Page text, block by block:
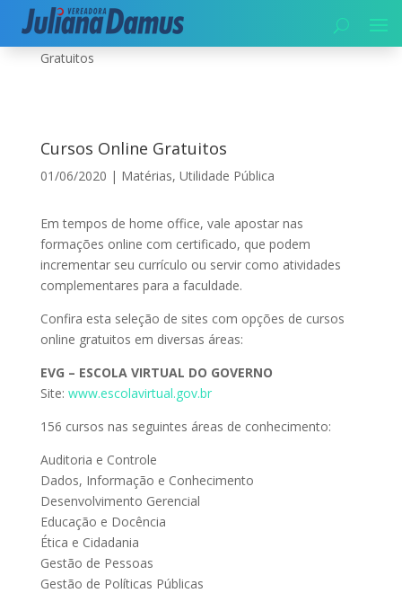
Início|Utilidade Pública|
Cursos Online
Gratuitos
Cursos Online Gratuitos
01/06/2020 | Matérias, Utilidade Pública
Em tempos de home office, vale apostar nas
formações online com certificado, que podem
incrementar seu currículo ou servir como atividades
complementares para a faculdade.
Confira esta seleção de sites com opções de cursos
online gratuitos em diversas áreas:
EVG – ESCOLA VIRTUAL DO GOVERNO
Site: www.escolavirtual.gov.br
156 cursos nas seguintes áreas de conhecimento:
Auditoria e Controle
Dados, Informação e Conhecimento
Desenvolvimento Gerencial
Educação e Docência
Ética e Cidadania
Gestão de Pessoas
Gestão de Políticas Públicas